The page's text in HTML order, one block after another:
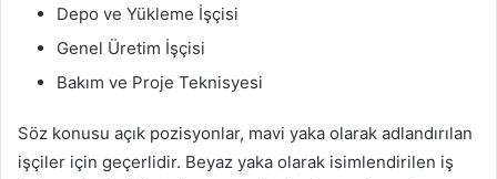
Depo ve Yükleme İşçisi
Genel Üretim İşçisi
Bakım ve Proje Teknisyesi
Söz konusu açık pozisyonlar, mavi yaka olarak adlandırılan
işçiler için geçerlidir. Beyaz yaka olarak isimlendirilen iş